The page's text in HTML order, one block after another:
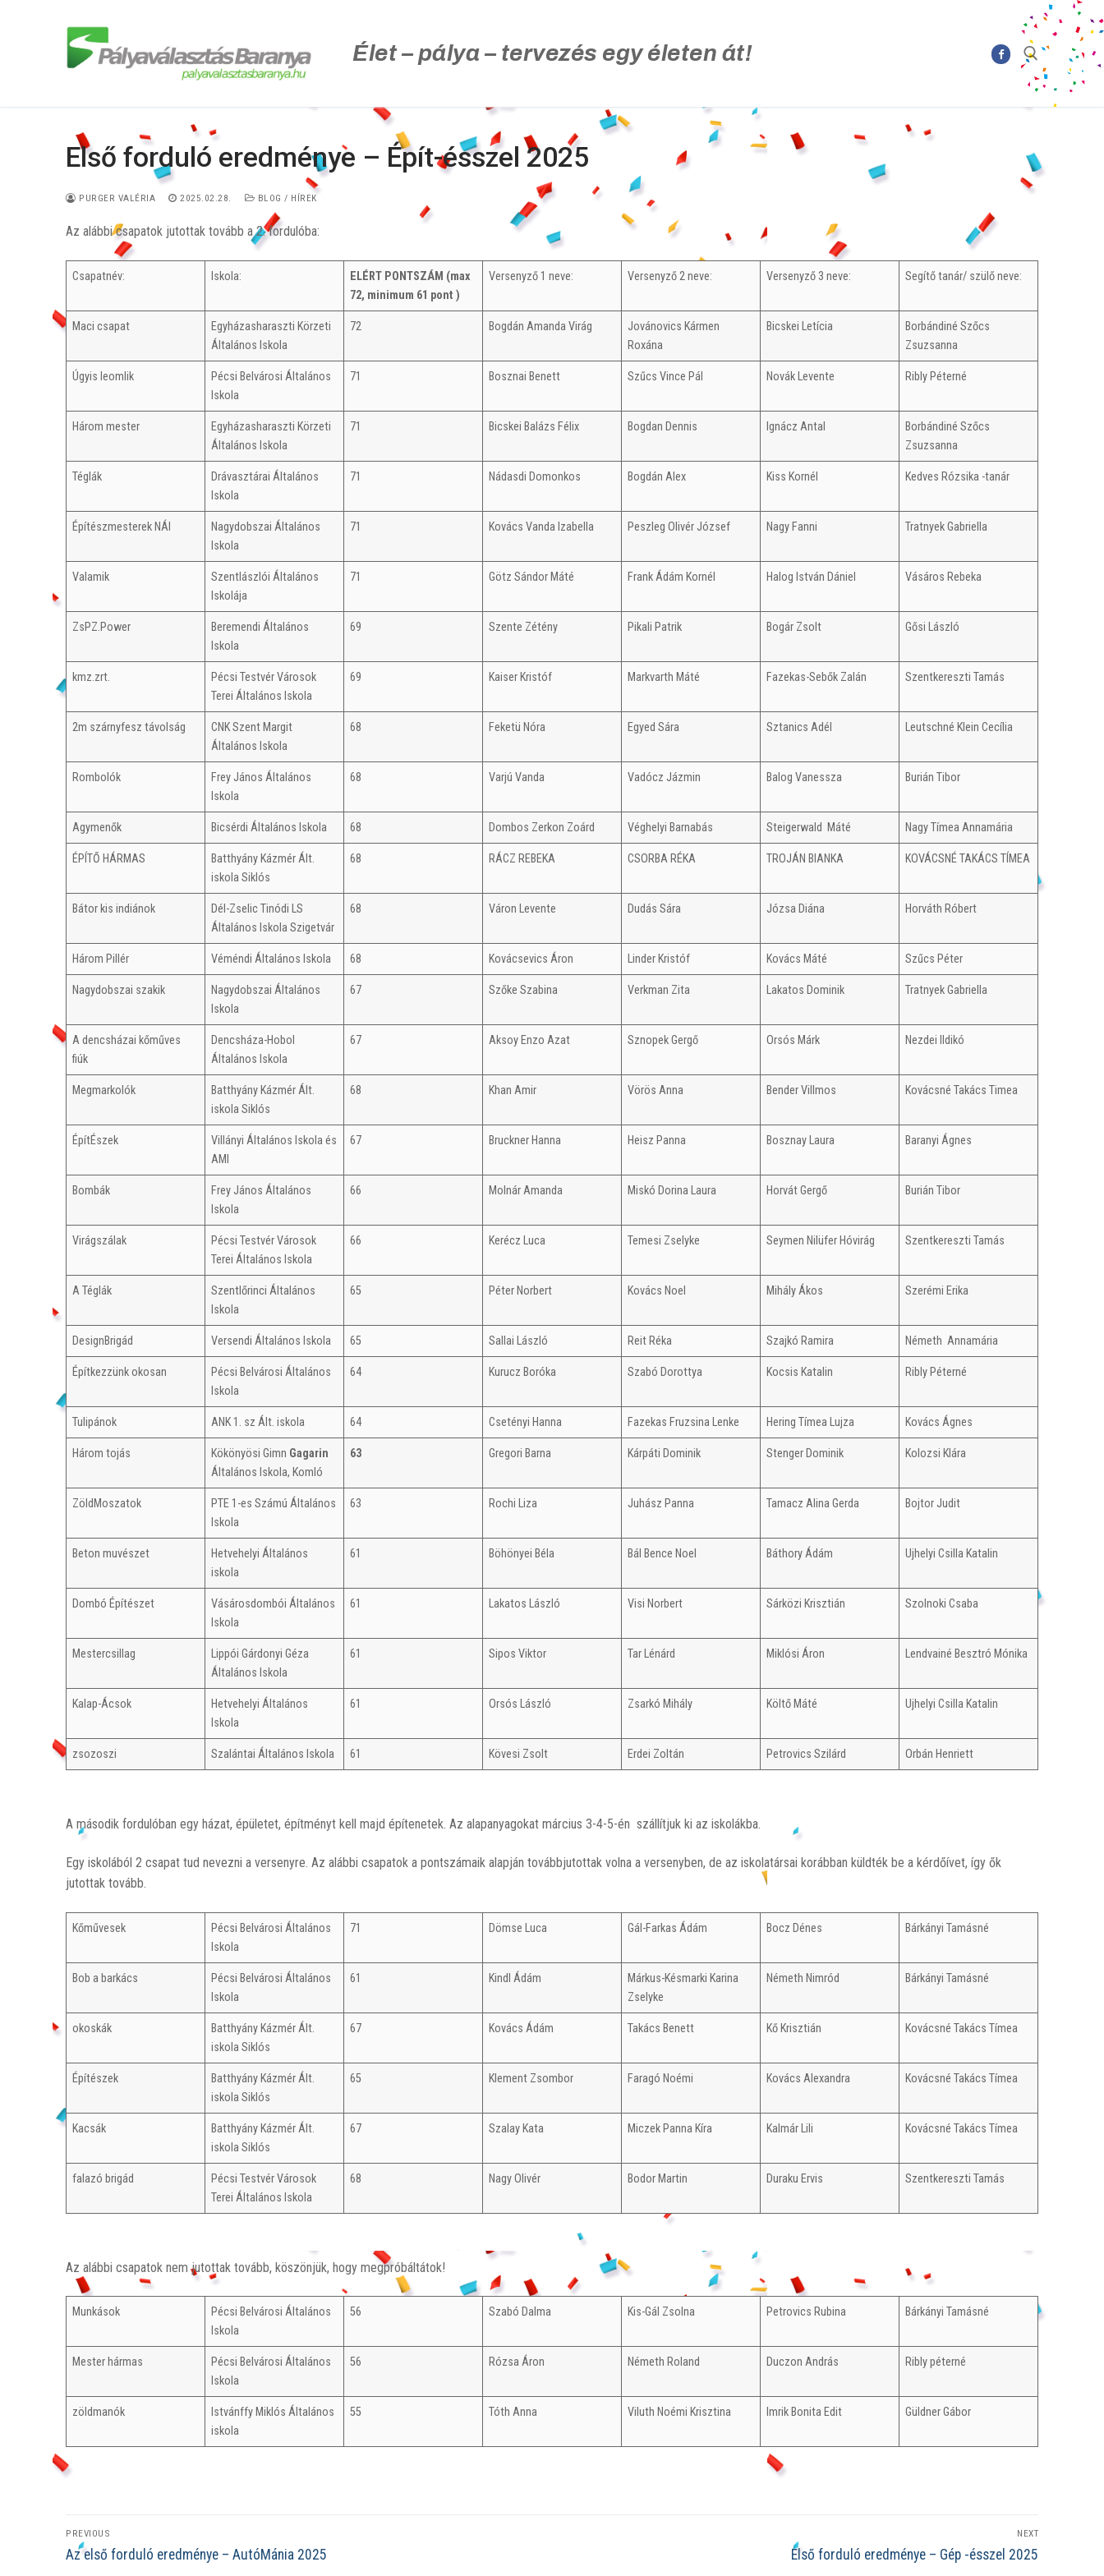
Élet – pálya – tervezés egy életen át!
Első forduló eredménye – Épít-ésszel 2025
PURGER VALÉRIA 2025.02.28. BLOG / HÍREK
Az alábbi csapatok jutottak tovább a 2. fordulóba:
Csapatnév: Iskola:
ELÉRT PONTSZÁM (max
72, minimum 61 pont )
Versenyző 1 neve: Versenyző 2 neve: Versenyző 3 neve: Segítő tanár/ szülő neve:
Maci csapat
Egyházasharaszti Körzeti
Általános Iskola
72 Bogdán Amanda Virág
Jovánovics Kármen
Roxána
Bicskei Letícia
Borbándiné Szőcs
Zsuzsanna
Úgyis leomlik
Pécsi Belvárosi Általános
Iskola
71 Bosznai Benett Szűcs Vince Pál Novák Levente Ribly Péterné
Három mester
Egyházasharaszti Körzeti
Általános Iskola
71 Bicskei Balázs Félix Bogdan Dennis Ignácz Antal
Borbándiné Szőcs
Zsuzsanna
Téglák
Drávasztárai Általános
Iskola
71 Nádasdi Domonkos Bogdán Alex Kiss Kornél Kedves Rózsika -tanár
Építészmesterek NÁI
Nagydobszai Általános
Iskola
71 Kovács Vanda Izabella Peszleg Olivér József Nagy Fanni Tratnyek Gabriella
Valamik
Szentlászlói Általános
Iskolája
71 Götz Sándor Máté Frank Ádám Kornél Halog István Dániel Vásáros Rebeka
ZsPZ.Power
Beremendi Általános
Iskola
69 Szente Zétény Pikali Patrik Bogár Zsolt Gősi László
kmz.zrt.
Pécsi Testvér Városok
Terei Általános Iskola
69 Kaiser Kristóf Markvarth Máté Fazekas-Sebők Zalán Szentkereszti Tamás
2m szárnyfesz távolság
CNK Szent Margit
Általános Iskola
68 Feketü Nóra Egyed Sára Sztanics Adél Leutschné Klein Cecília
Rombolók
Frey János Általános
Iskola
68 Varjú Vanda Vadócz Jázmin Balog Vanessza Burián Tibor
Agymenők Bicsérdi Általános Iskola 68 Dombos Zerkon Zoárd Véghelyi Barnabás Steigerwald Máté Nagy Tímea Annamária
ÉPÍTŐ HÁRMAS
Batthyány Kázmér Ált.
iskola Siklós
68 RÁCZ REBEKA CSORBA RÉKA TROJÁN BIANKA KOVÁCSNÉ TAKÁCS TÍMEA
Bátor kis indiánok
Dél-Zselic Tinódi LS
Általános Iskola Szigetvár
68 Váron Levente Dudás Sára Józsa Diána Horváth Róbert
Három Pillér Véméndi Általános Iskola 68 Kovácsevics Áron Linder Kristóf Kovács Máté Szűcs Péter
Nagydobszai szakik
Nagydobszai Általános
Iskola
67 Szőke Szabina Verkman Zita Lakatos Dominik Tratnyek Gabriella
A dencsházai kőműves
fiúk
Dencsháza-Hobol
Általános Iskola
67 Aksoy Enzo Azat Sznopek Gergő Orsós Márk Nezdei Ildikó
Megmarkolók
Batthyány Kázmér Ált.
iskola Siklós
68 Khan Amir Vörös Anna Bender Villmos Kovácsné Takács Timea
ÉpítÉszek
Villányi Általános Iskola és
AMI
67 Bruckner Hanna Heisz Panna Bosznay Laura Baranyi Ágnes
Bombák
Frey János Általános
Iskola
66 Molnár Amanda Miskó Dorina Laura Horvát Gergő Burián Tibor
Virágszálak
Pécsi Testvér Városok
Terei Általános Iskola
66 Kerécz Luca Temesi Zselyke Seymen Nilüfer Hóvirág Szentkereszti Tamás
A Téglák
Szentlőrinci Általános
Iskola
65 Péter Norbert Kovács Noel Mihály Ákos Szerémi Erika
DesignBrigád Versendi Általános Iskola 65 Sallai László Reit Réka Szajkó Ramira Németh Annamária
Építkezzünk okosan
Pécsi Belvárosi Általános
Iskola
64 Kurucz Boróka Szabó Dorottya Kocsis Katalin Ribly Péterné
Tulipánok ANK 1. sz Ált. iskola 64 Csetényi Hanna Fazekas Fruzsina Lenke Hering Tímea Lujza Kovács Ágnes
Három tojás Kökönyösi Gimn Gagarin
Általános Iskola, Komló
63 Gregori Barna Kárpáti Dominik Stenger Dominik Kolozsi Klára
ZöldMoszatok
PTE 1-es Számú Általános
Iskola
63 Rochi Liza Juhász Panna Tamacz Alina Gerda Bojtor Judit
Beton muvészet
Hetvehelyi Általános
iskola
61 Böhönyei Béla Bál Bence Noel Báthory Ádám Ujhelyi Csilla Katalin
Dombó Építészet
Vásárosdombói Általános
Iskola
61 Lakatos László Visi Norbert Sárközi Krisztián Szolnoki Csaba
Mestercsillag
Lippói Gárdonyi Géza
Általános Iskola
61 Sipos Viktor Tar Lénárd Miklósi Áron Lendvainé Besztró Mónika
Kalap-Ácsok
Hetvehelyi Általános
Iskola
61 Orsós László Zsarkó Mihály Költő Máté Ujhelyi Csilla Katalin
zsozoszi Szalántai Általános Iskola 61 Kövesi Zsolt Erdei Zoltán Petrovics Szilárd Orbán Henriett
A második fordulóban egy házat, épületet, építményt kell majd építenetek. Az alapanyagokat március 3-4-5-én szállítjuk ki az iskolákba.
Egy iskolából 2 csapat tud nevezni a versenyre. Az alábbi csapatok a pontszámaik alapján továbbjutottak volna a versenyben, de az iskolatársai korábban küldték be a kérdőívet, így ők
jutottak tovább.
Kőművesek
Pécsi Belvárosi Általános
Iskola
71 Dömse Luca Gál-Farkas Ádám Bocz Dénes Bárkányi Tamásné
Bob a barkács
Pécsi Belvárosi Általános
Iskola
61 Kindl Ádám
Márkus-Késmarki Karina
Zselyke
Németh Nimród Bárkányi Tamásné
okoskák
Batthyány Kázmér Ált.
iskola Siklós
67 Kovács Ádám Takács Benett Kő Krisztián Kovácsné Takács Tímea
Építészek
Batthyány Kázmér Ált.
iskola Siklós
65 Klement Zsombor Faragó Noémi Kovács Alexandra Kovácsné Takács Tímea
Kacsák
Batthyány Kázmér Ált.
iskola Siklós
67 Szalay Kata Miczek Panna Kíra Kalmár Lili Kovácsné Takács Tímea
falazó brigád
Pécsi Testvér Városok
Terei Általános Iskola
68 Nagy Olivér Bodor Martin Duraku Ervis Szentkereszti Tamás
Az alábbi csapatok nem jutottak tovább, köszönjük, hogy megpróbáltátok!
Munkások
Pécsi Belvárosi Általános
Iskola
56 Szabó Dalma Kis-Gál Zsolna Petrovics Rubina Bárkányi Tamásné
Mester hármas
Pécsi Belvárosi Általános
Iskola
56 Rózsa Áron Németh Roland Duczon András Ribly péterné
zöldmanók
Istvánffy Miklós Általános
iskola
55 Tóth Anna Viluth Noémi Krisztina Imrik Bonita Edit Güldner Gábor
Bejegyzés
navigáció
PREVIOUS
Previous
Az első forduló eredménye – AutóMánia 2025
NEXT
Next
Első forduló eredménye – Gép -ésszel 2025